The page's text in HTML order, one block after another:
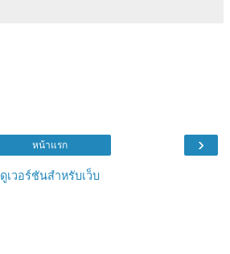
›
หน้าแรก
ดูเวอร์ชันสำหรับเว็บ